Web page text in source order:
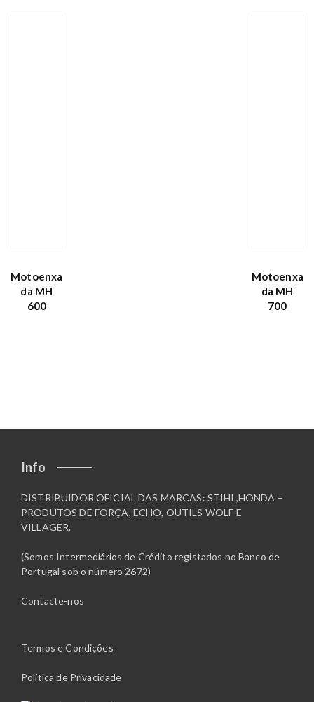
Motoenxa
da MH
600
Motoenxa
da MH
700
Info
DISTRIBUIDOR OFICIAL DAS MARCAS: STIHL,HONDA –
PRODUTOS DE FORÇA, ECHO, OUTILS WOLF E
VILLAGER.
(Somos Intermediários de Crédito registados no Banco de
Portugal sob o número 2672)
Contacte-nos
Termos e Condições
Política de Privacidade